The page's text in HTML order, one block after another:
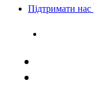
Підтримати нас